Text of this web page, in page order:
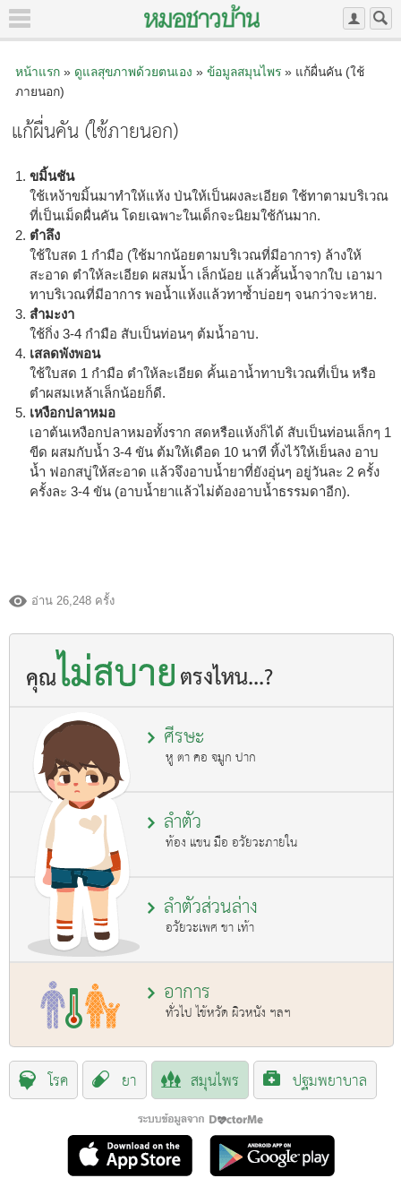
หน้าแรก» ดูแลสุขภาพด้วยตนเอง » ข้อมูลสมุนไพร» แก้ผื่นคัน (ใช้
ภายนอก)
แก้ผื่นคัน (ใช้ภายนอก)
ขมิ้นชัน
ใช้เหง้าขมิ้นมาทำให้แห้ง ป่นให้เป็นผงละเอียด ใช้ทาตามบริเวณ
ที่เป็นเม็ดผื่นคัน โดยเฉพาะในเด็กจะนิยมใช้กันมาก.
ตำลึง
ใช้ใบสด 1 กำมือ (ใช้มากน้อยตามบริเวณที่มีอาการ) ล้างให้
สะอาด ตำให้ละเอียด ผสมน้ำ เล็กน้อย แล้วคั้นน้ำจากใบ เอามา
ทาบริเวณที่มีอาการ พอน้ำแห้งแล้วทาซ้ำบ่อยๆ จนกว่าจะหาย.
สำมะงา
ใช้กิ่ง 3-4 กำมือ สับเป็นท่อนๆ ต้มน้ำอาบ.
เสลดพังพอน
ใช้ใบสด 1 กำมือ ตำให้ละเอียด คั้นเอาน้ำทาบริเวณที่เป็น หรือ
ตำผสมเหล้าเล็กน้อยก็ดี.
เหงือกปลาหมอ
เอาต้นเหงือกปลาหมอทั้งราก สดหรือแห้งก็ได้ สับเป็นท่อนเล็กๆ 1
ขีด ผสมกับน้ำ 3-4 ขัน ต้มให้เดือด 10 นาที ทิ้งไว้ให้เย็นลง อาบ
น้ำ ฟอกสบู่ให้สะอาด แล้วจึงอาบน้ำยาที่ยังอุ่นๆ อยู่วันละ 2 ครั้ง
ครั้งละ 3-4 ขัน (อาบน้ำยาแล้วไม่ต้องอาบน้ำธรรมดาอีก).
อ่าน 26,248 ครั้ง
ศีรษะ
หู ตา คอ จมูก ปาก
ลำตัว
ท้อง แขน มือ อวัยวะภายใน
ลำตัวส่วนล่าง
อวัยวะเพศ ขา เท้า
อาการ
ทั่วไป ไข้หวัด ผิวหนัง ฯลฯ
โรค ยา สมุนไพร ปฐมพยาบาล